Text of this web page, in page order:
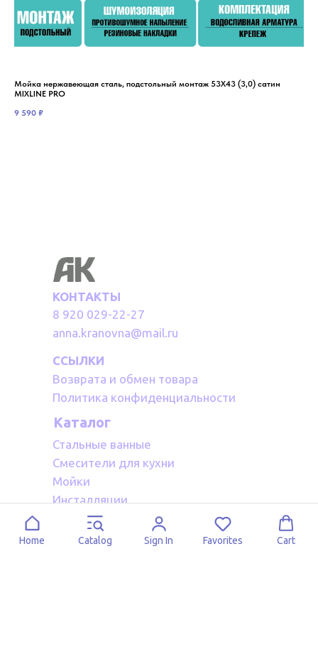
Home Catalog Sign In Favorites Cart
Мойка нержавеющая сталь, подстольный монтаж 53Х43 (3,0) сатин
MIXLINE PRO
9 590 ₽
КОНТАКТЫ
8 920 029-22-27
anna.kranovna@mail.ru
ССЫЛКИ
Возврата и обмен товара
Политика конфиденциальности
Каталог
Стальные ванные
Смесители для кухни
Мойки
Инсталляции
Акриловые ванные
Полотенцесушители водяные